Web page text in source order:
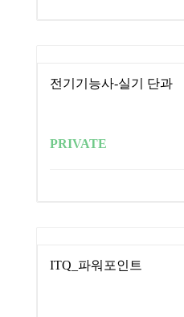
전기기능사-실기 단과
PRIVATE
ITQ_파워포인트